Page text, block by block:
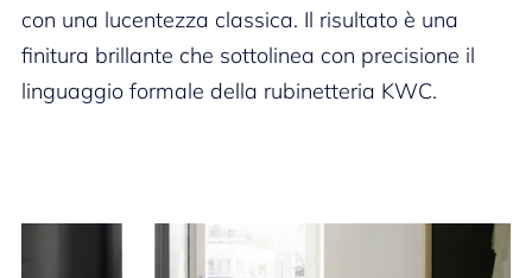
con una lucentezza classica. Il risultato è una
finitura brillante che sottolinea con precisione il
linguaggio formale della rubinetteria KWC.